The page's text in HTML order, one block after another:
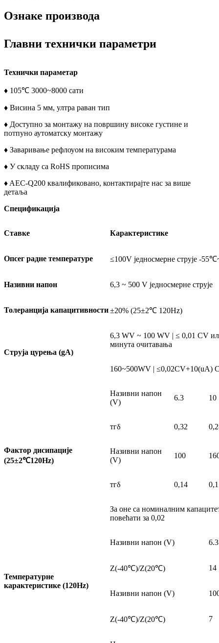
Ознаке производа
Главни технички параметри
Технички параметар
♦ 105℃ 3000~8000 сати
♦ Висина 5 мм, ултра раван тип
♦ Доступно за монтажу на површину високе густине и
потпуно аутоматску монтажу
♦ Заваривање рефлоуом на високим температурама
♦ У складу са RoHS прописима
♦ AEC-Q200 квалификовано, контактирајте нас за више
детаља
Спецификација
Ставке Карактеристике
Опсег радне температуре ≤100V једносмерне струје -
Називни напон 6,3 ~ 500 V једносмерне струје
Толеранција капацитивности±20% (25±2℃ 120Hz)
Струја цурења (gA)
6,3 WV ~ 100 WV | ≤ 0,01 CV
минута очитавања
160~500WV | ≤0,02CV+10(uA)
Фактор дисипације
(25±2℃120Hz)
Називни напон
(V)
6.3 10
тгδ 0,32
Називни напон
(V)
100
тгδ 0,14
За оне са номиналним
повећати за 0,02
Температурне
карактеристике (120Hz)
Називни напон (V) 6.3
Z(-40℃)/Z(20℃) 14
Називни напон (V)
Z(-40℃)/Z(20℃) 7